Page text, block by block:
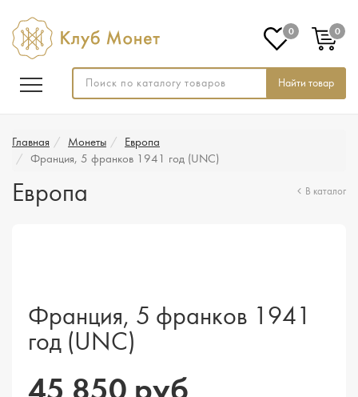
Найти товар
0 0
Главная Монеты
Европа
Франция, 5 франков 1941 год (UNC)
Европа В каталог
Франция, 5 франков 1941
год (UNC)